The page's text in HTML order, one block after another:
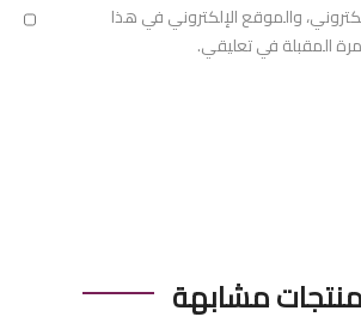
والموقع الإلكتروني في هذا
المقبلة في تعليقي.
مشابهة